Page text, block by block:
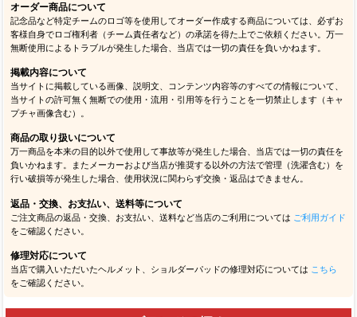
オーダー商品について
記念品など特定チームのロゴ等を使用してオーダー作成する商品については、必ずお
客様自身でロゴ権利者（チーム責任者など）の承諾を得た上でご依頼ください。万一
無断使用によるトラブルが発生した場合、当店では一切の責任を負いかねます。
掲載内容について
当サイトに掲載している画像、説明文、コンテンツ内容等のすべての情報について、
当サイトの許可無く無断での使用・流用・引用等を行うことを一切禁止します（キャ
プチャ画像含む）。
商品の取り扱いについて
万一商品を本来の目的以外で使用して事故等が発生した場合、当店では一切の責任を
負いかねます。またメーカーおよび当店が推奨する以外の方法で管理（洗濯含む）を
行い破損等が発生した場合、使用状況に関わらず交換・返品はできません。
返品・交換、お支払い、送料等について
ご注文商品の返品・交換、お支払い、送料など当店のご利用については ご利用ガイド
をご確認ください。
修理対応について
当店で購入いただいたヘルメット、ショルダーパッドの修理対応については こちら
をご確認ください。